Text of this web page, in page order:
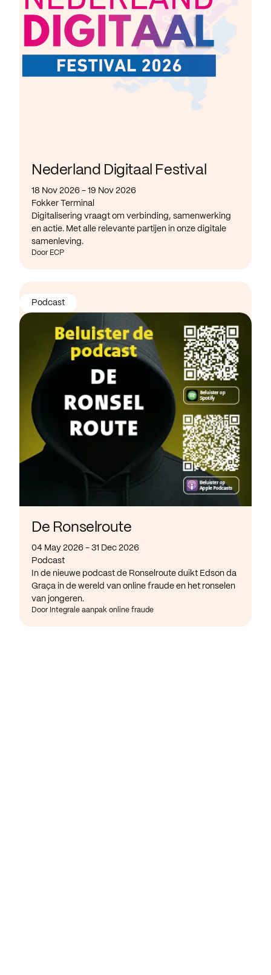
Nederland Digitaal Festival
18 Nov 2026 - 19 Nov 2026
Fokker Terminal
Digitalisering vraagt om verbinding, samenwerking
en actie. Met alle relevante partijen in onze digitale
samenleving.
Door ECP
De Ronselroute
04 May 2026 - 31 Dec 2026
Podcast
In de nieuwe podcast de Ronselroute duikt Edson da
Graça in de wereld van online fraude en het ronselen
van jongeren.
Door Integrale aanpak online fraude
Podcast